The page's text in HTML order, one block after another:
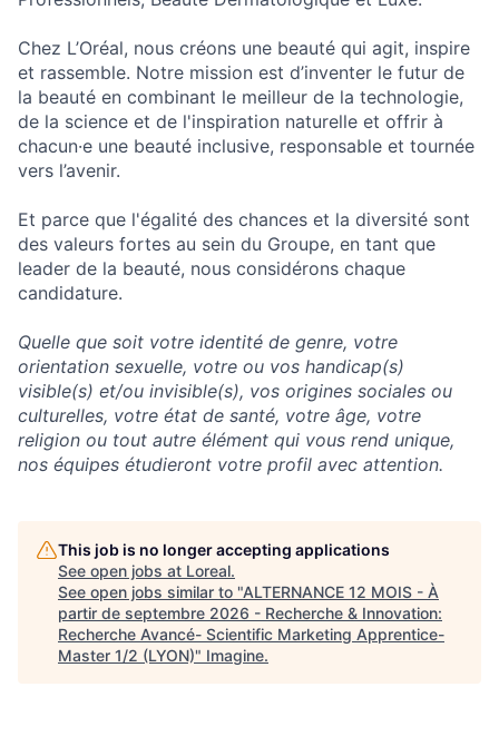
Chez L’Oréal, nous créons une beauté qui agit, inspire
et rassemble. Notre mission est d’inventer le futur de
la beauté en combinant le meilleur de la technologie,
de la science et de l'inspiration naturelle et offrir à
chacun·e une beauté inclusive, responsable et tournée
vers l’avenir.
Et parce que l'égalité des chances et la diversité sont
des valeurs fortes au sein du Groupe, en tant que
leader de la beauté, nous considérons chaque
candidature.
Quelle que soit votre identité de genre, votre
orientation sexuelle, votre ou vos handicap(s)
visible(s) et/ou invisible(s), vos origines sociales ou
culturelles, votre état de santé, votre âge, votre
religion ou tout autre élément qui vous rend unique,
nos équipes étudieront votre profil avec attention.
This job is no longer accepting applications
See open jobs at Loreal.
See open jobs similar to "ALTERNANCE 12 MOIS - À
partir de septembre 2026 - Recherche & Innovation:
Recherche Avancé- Scientific Marketing Apprentice-
Master 1/2 (LYON)" Imagine.